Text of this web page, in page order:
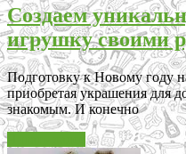
Создаем
игрушку своими
Подготовку к Новому году
приобретая украшения для
знакомым. И конечно